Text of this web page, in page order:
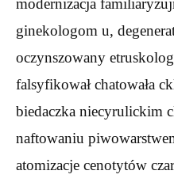
modernizacja
ginekologom u,
oczynszowany
falsyfikował chatowała
biedaczka niecyrulickim
naftowaniu
atomizacje cenotytów